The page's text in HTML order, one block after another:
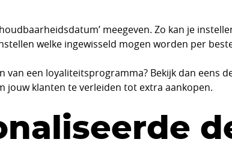
meegeven. Zo kan je
welke ingewisseld mogen worden per
van een loyaliteitsprogramma? Bekijk dan eens
jouw klanten te verleiden tot extra aankopen.